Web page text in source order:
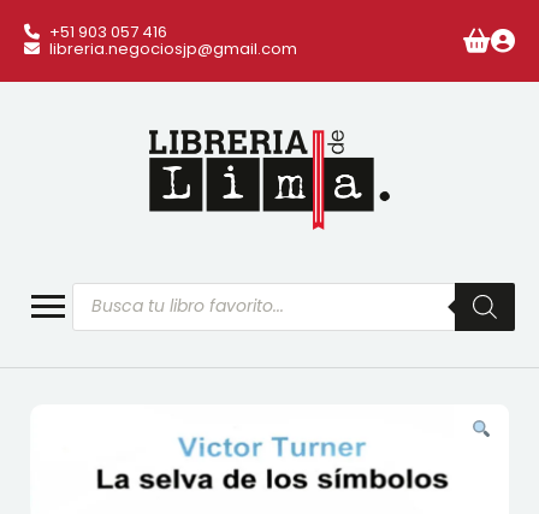
+51 903 057 416
libreria.negociosjp@gmail.com
Búsqueda
de
productos